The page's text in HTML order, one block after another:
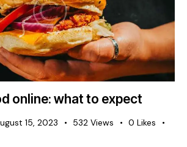
online: what to expect
15, 2023 532 Views 0 Likes